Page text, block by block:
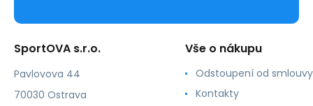
SportOVA s.r.o.
Pavlovova 44
70030 Ostrava
Vše o nákupu
Odstoupení od smlouvy
Kontakty